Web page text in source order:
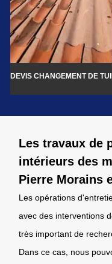
DEVIS CHANGEMENT DE
Les travaux de
intérieurs des
Pierre Morains
Les opérations
avec des interventions
très important de
Dans ce cas, nous